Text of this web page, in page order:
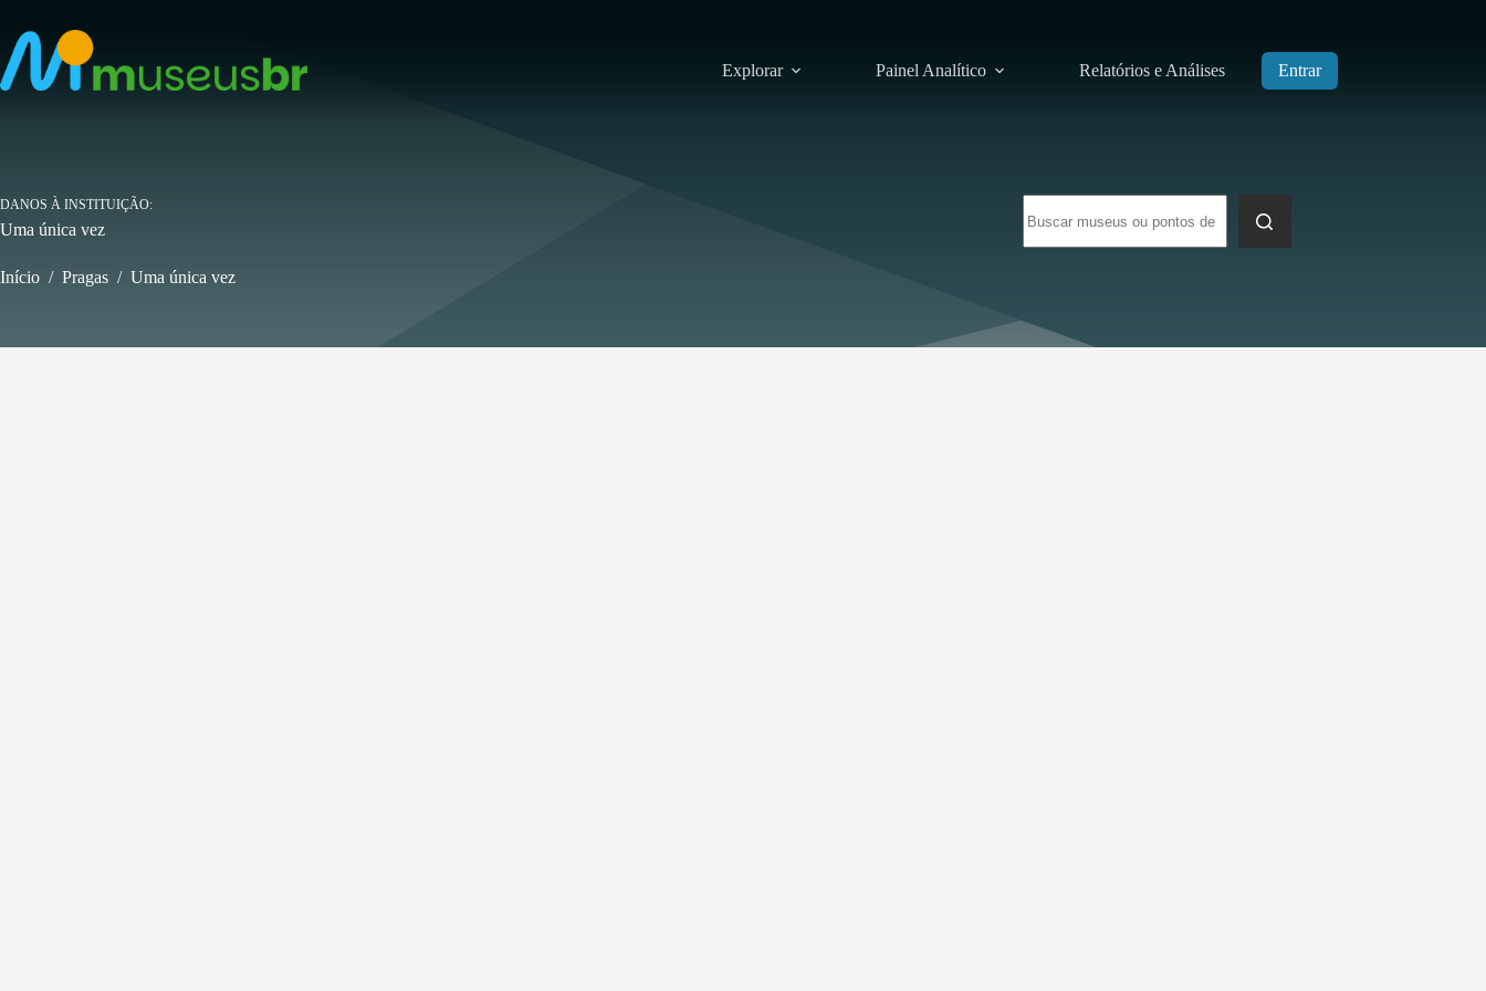
para
conteúdo
Explorar Painel Analítico Relatórios e Análises Entrar
resultados
DANOS À INSTITUIÇÃO
Uma única vez
Início / Pragas / Uma única vez